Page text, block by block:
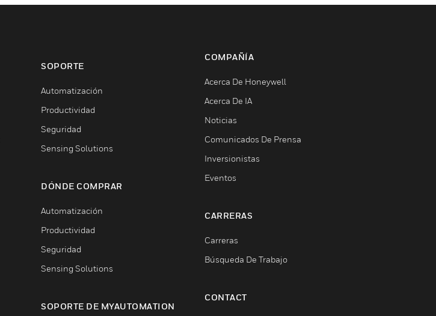
SOPORTE
Automatización
Productividad
Seguridad
Sensing Solutions
DÓNDE COMPRAR
Automatización
Productividad
Seguridad
Sensing Solutions
SOPORTE DE MYAUTOMATION
COMPAÑÍA
Acerca De Honeywell
Acerca De IA
Noticias
Comunicados De Prensa
Inversionistas
Eventos
CARRERAS
Carreras
Búsqueda De Trabajo
CONTACT